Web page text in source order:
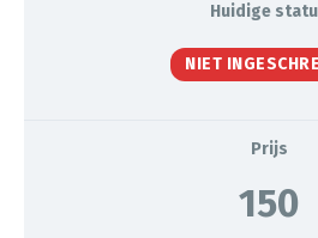
Huidige
NIET
Prijs
150